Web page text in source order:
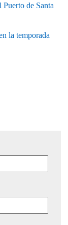
Puerto de Santa
la temporada